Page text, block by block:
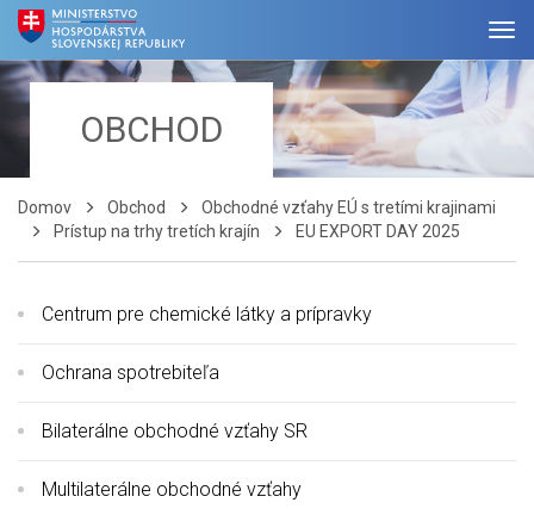
OBCHOD
Domov Obchod
Obchodné vzťahy EÚ s tretími krajinami
Prístup na trhy tretích krajín
EU EXPORT DAY 2025
Centrum pre chemické látky a prípravky
Ochrana spotrebiteľa
Bilaterálne obchodné vzťahy SR
Multilaterálne obchodné vzťahy